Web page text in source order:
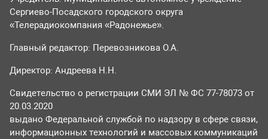
Сергиево-Посадского городского округа
«Телерадиокомпания «Радонежье».
Главный редактор: Перевозникова О.А.
Директор: Андреева Н.Н.
Свидетельство о регистрации СМИ ЭЛ № ФС 77-78073 от
20.03.2020
выдано Федеральной службой по надзору в сфере связи,
информационных технологий и массовых коммуникаций